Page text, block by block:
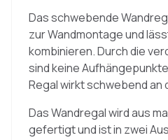
Das schwebende
zur Wandmontage und
kombinieren. Durch die
sind keine
Regal wirkt schwebend an
Das Wandregal wird aus
gefertigt und ist in zwei